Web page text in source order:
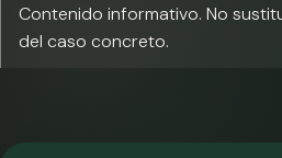
Contenido informativo. No
del caso concreto.